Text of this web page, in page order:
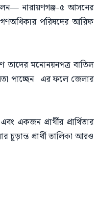
নারায়ণগঞ্জ-৫ আসনের
গণঅধিকার পরিষদের আরিফ
তাদের মনোনয়নপত্র বাতিল
পাচ্ছেন। এর ফলে জেলার
একজন প্রার্থীর প্রার্থিতার
প্রার্থী তালিকা আরও